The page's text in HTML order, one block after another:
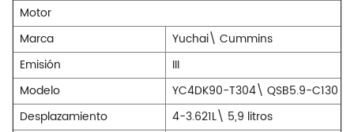
Motor
Marca
Yuchai\ Cummins
Emisión
III
Modelo
YC4DK90-T304\ QSB5.9-C130
Desplazamiento
4-3.621L\ 5,9 litros